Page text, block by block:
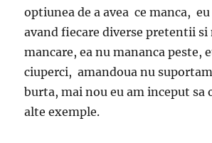
optiunea de a avea ce manca, eu
avand fiecare diverse pretentii
mancare, ea nu mananca peste,
ciuperci, amandoua nu
burta, mai nou eu am inceput sa
alte exemple.